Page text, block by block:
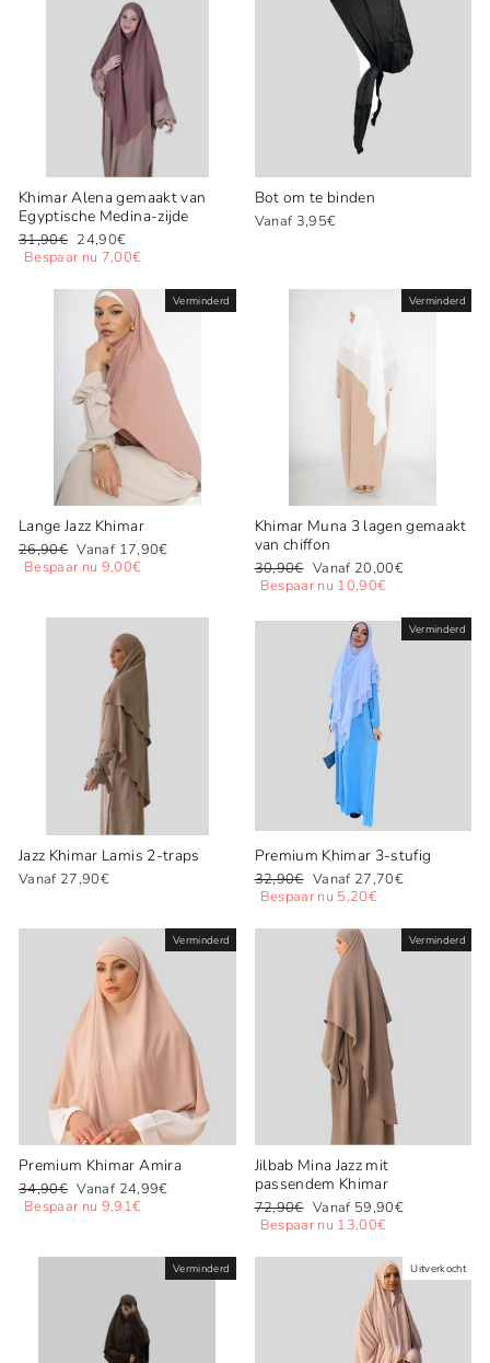
Khimar Alena gemaakt van
Egyptische Medina-zijde
Normale
prijs
31,90€ Speciale
prijs
24,90€
Bespaar nu 7,00€
Bot om te binden
Vanaf 3,95€
Verminderd
Lange Jazz Khimar
Normale
prijs
26,90€ Speciale
prijs
Vanaf 17,90€
Bespaar nu 9,00€
Verminderd
Khimar Muna 3 lagen gemaakt
van chiffon
Normale
prijs
30,90€ Speciale
prijs
Vanaf 20,00€
Bespaar nu 10,90€
Jazz Khimar Lamis 2-traps
Vanaf 27,90€
Verminderd
Premium Khimar 3-stufig
Normale
prijs
32,90€ Speciale
prijs
Vanaf 27,70€
Bespaar nu 5,20€
Verminderd
Premium Khimar Amira
Normale
prijs
34,90€ Speciale
prijs
Vanaf 24,99€
Bespaar nu 9,91€
Verminderd
Jilbab Mina Jazz mit
passendem Khimar
Normale
prijs
72,90€ Speciale
prijs
Vanaf 59,90€
Bespaar nu 13,00€
Verminderd Uitverkocht